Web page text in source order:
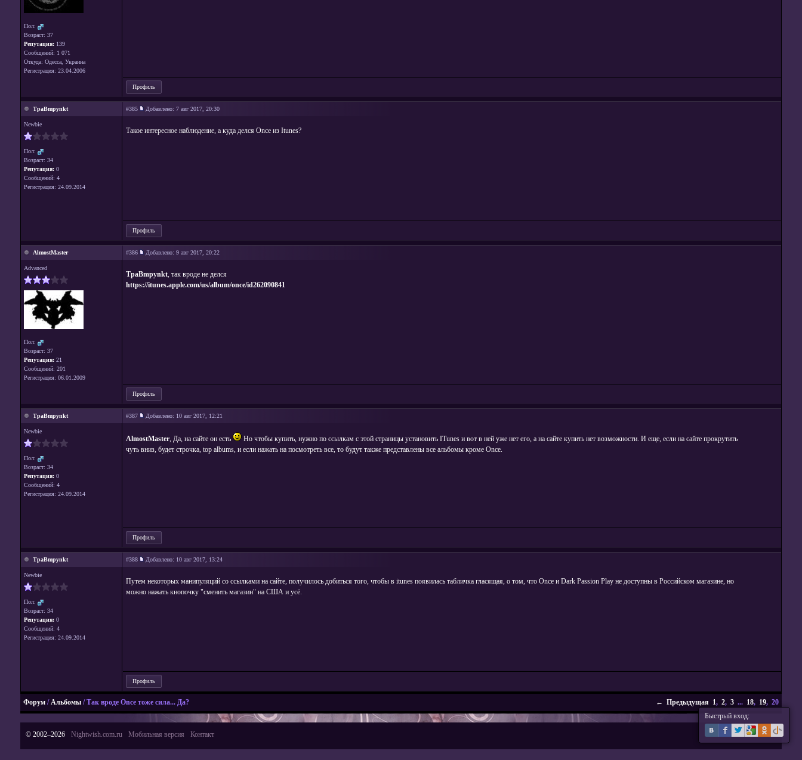
Пол:
Возраст: 37
Репутация: 139
Сообщений: 1 071
Откуда: Одесса, Украина
Регистрация: 23.04.2006
Профиль
TpaBmpynkt
Newbie
Пол:
Возраст: 34
Репутация: 0
Сообщений: 4
Регистрация: 24.09.2014
#385 Добавлено: 7 авг 2017, 20:30
Такое интересное наблюдение, а куда делся Once из Itunes?
Профиль
AlmostMaster
Advanced
Пол:
Возраст: 37
Репутация: 21
Сообщений: 201
Регистрация: 06.01.2009
#386 Добавлено: 9 авг 2017, 20:22
TpaBmpynkt, так вроде не делся
https://itunes.apple.com/us/album/once/id262090841
Профиль
TpaBmpynkt
Newbie
Пол:
Возраст: 34
Репутация: 0
Сообщений: 4
Регистрация: 24.09.2014
#387 Добавлено: 10 авг 2017, 12:21
AlmostMaster, Да, на сайте он есть
Но чтобы купить, нужно по ссылкам с этой страницы установить ITunes и вот в ней уже нет его, а на сайте купить нет возможности. И еще, если на сайте прокрутить
чуть вниз, будет строчка, top albums, и если нажать на посмотреть все, то будут также представлены все альбомы кроме Once.
Профиль
TpaBmpynkt
Newbie
Пол:
Возраст: 34
Репутация: 0
Сообщений: 4
Регистрация: 24.09.2014
#388 Добавлено: 10 авг 2017, 13:24
Путем некоторых манипуляций со ссылками на сайте, получилось добиться того, чтобы в itunes появилась табличка гласящая, о том, что Once и Dark Passion Play не доступны в Российском магазине, но
можно нажать кнопочку "сменить магазин" на США и усё.
Профиль
← Предыдущая 1,2,3 ... 18, 19, 20
Форум/Альбомы/ Так вроде Once тоже сила... Да?
© 2002–2026 Nightwish.com.ru Мобильная версия Контакт
Быстрый вход: